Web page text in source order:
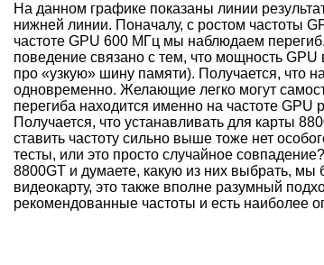
На данном графике показаны линии
нижней линии. Поначалу, с ростом частоты
частоте GPU 600 МГц мы наблюдаем
поведение связано с тем, что мощность GPU
про «узкую» шину памяти). Получается, что
одновременно. Желающие легко могут
перегиба находится именно на частоте
Получается, что устанавливать для карты
ставить частоту сильно выше тоже нет
тесты, или это просто случайное
8800GT и думаете, какую из них выбрать,
видеокарту, это также вполне разумный
рекомендованные частоты и есть наиболее